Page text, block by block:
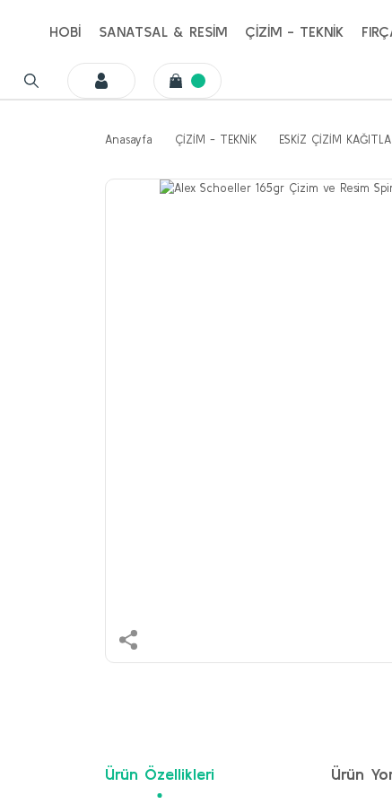
HOBİ SANATSAL & RESİM ÇİZİM - TEKNİK
Anasayfa ÇİZİM - TEKNİK ESKİZ ÇİZİM
Ürün Özellikleri Ürün